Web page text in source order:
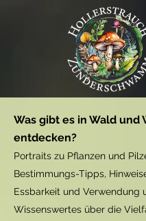
Was gibt es in Wald und
entdecken?
Portraits zu Pflanzen und
Bestimmungs-Tipps,
Essbarkeit und Verwendung
Wissenswertes über die